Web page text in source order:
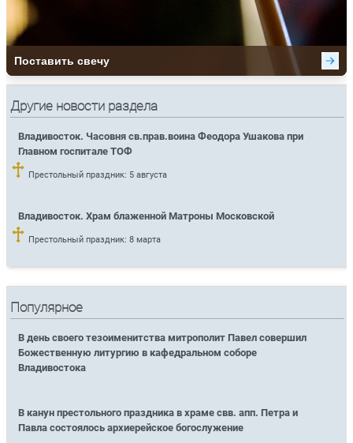
Другие новости раздела
Владивосток. Часовня св.прав.воина Феодора Ушакова при
Главном госпитале ТОФ
Престольный праздник: 5 августа
Владивосток. Храм блаженной Матроны Московской
Престольный праздник: 8 марта
Популярное
В день своего тезоименитства митрополит Павел совершил
Божественную литургию в кафедральном соборе
Владивостока
В канун престольного праздника в храме свв. апп. Петра и
Павла состоялось архиерейское богослужение